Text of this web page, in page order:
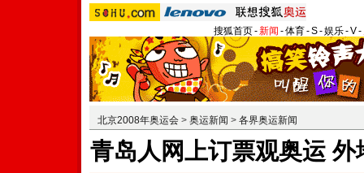
搜狐首页-新闻 -体育-S-娱乐-V-
北京2008年奥运会 > 奥运新闻 > 各界奥运新闻
青岛人网上订票观奥运